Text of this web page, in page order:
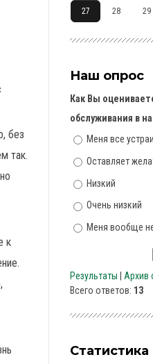
без
так.
к
27 28 29
Наш опрос
Как Вы
обслуживания в
Меня все
Оставляет
Низкий
Очень низкий
Меня вообще
Результаты
Архив
Всего ответов: 13
Статистика